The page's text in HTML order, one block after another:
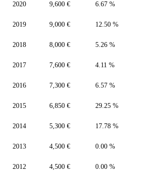
2020 9,600 € 6.67 %
2019 9,000 € 12.50 %
2018 8,000 € 5.26 %
2017 7,600 € 4.11 %
2016 7,300 € 6.57 %
2015 6,850 € 29.25 %
2014 5,300 € 17.78 %
2013 4,500 € 0.00 %
2012 4,500 € 0.00 %